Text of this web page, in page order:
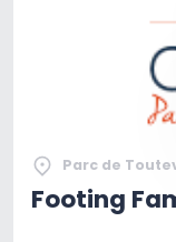
Parc de
Footing